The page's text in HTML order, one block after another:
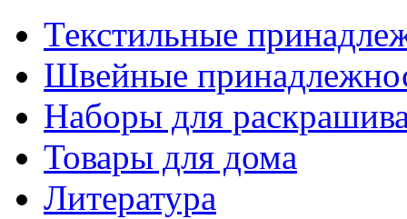
Текстильные
Швейные
Наборы для
Товары для дома
Литература